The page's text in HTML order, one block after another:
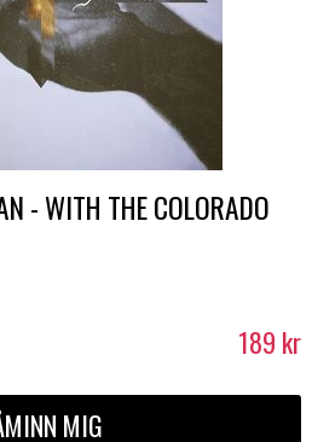
- WITH THE COLORADO
189 kr
MIG